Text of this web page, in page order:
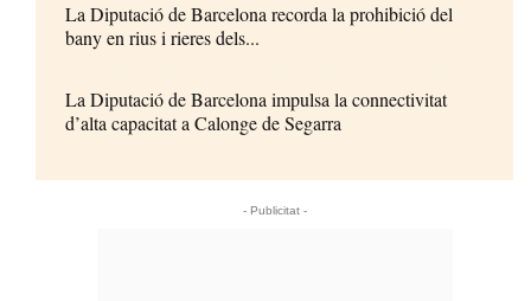
La Diputació de Barcelona recorda la prohibició del
bany en rius i rieres dels...
La Diputació de Barcelona impulsa la connectivitat
d’alta capacitat a Calonge de Segarra
- Publicitat -